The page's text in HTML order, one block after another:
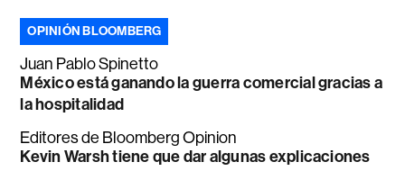
OPINIÓN BLOOMBERG
Juan Pablo Spinetto
México está ganando la guerra comercial gracias a
la hospitalidad
Editores de Bloomberg Opinion
Kevin Warsh tiene que dar algunas explicaciones